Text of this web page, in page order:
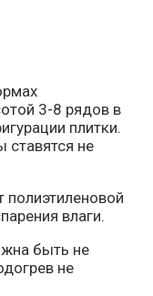
3-8 рядов в
плитки.
ставятся не
влаги.
быть не
не